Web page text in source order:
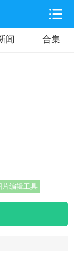
闻 合集
片编辑工具